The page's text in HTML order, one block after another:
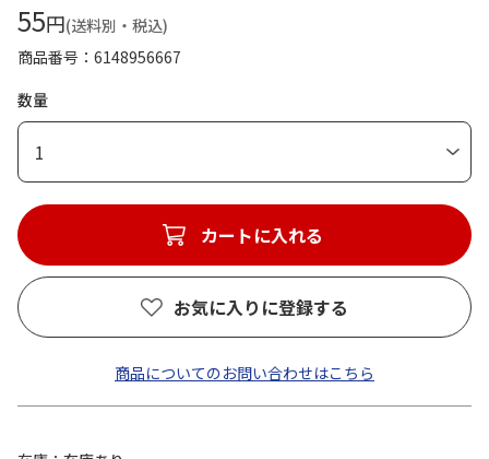
55円(送料別・税込)
商品番号
6148956667
数量
1
カートに入れる
お気に入りに登録する
商品についてのお問い合わせはこちら